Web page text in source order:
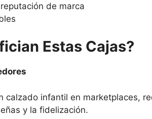
de marca
Estas Cajas?
calzado infantil en marketplaces,
y la fidelización.